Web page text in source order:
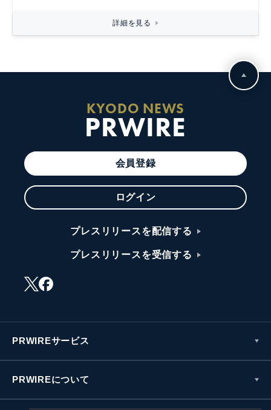
詳細を見る
KYODO NEWS
PRWIRE
会員登録
ログイン
プレスリリースを配信する
プレスリリースを受信する
PRWIREサービス
PRWIREについて